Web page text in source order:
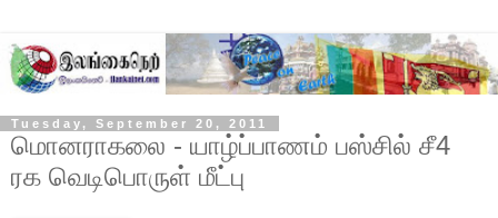
Tuesday, September 20, 2011
மொனராகலை - யாழ்ப்பாணம் பஸ்சில் சீ4
ரக வெடிபொருள் மீட்பு